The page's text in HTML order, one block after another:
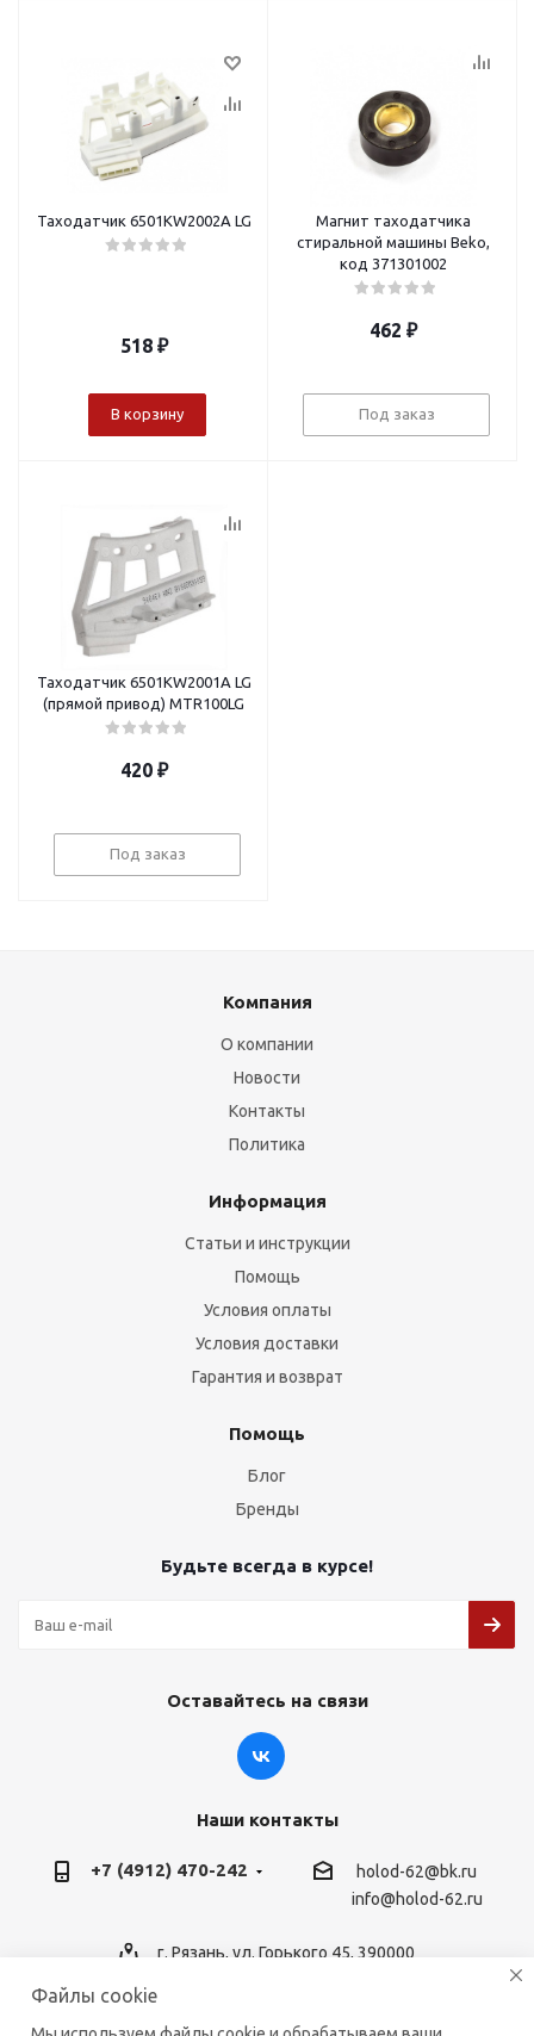
Таходатчик 6501KW2002A LG
518₽
В корзину
Магнит таходатчика
стиральной машины Beko,
код 371301002
462 ₽
Под заказ
Таходатчик 6501KW2001A LG
(прямой привод) MTR100LG
420₽
Под заказ
Компания
О компании
Новости
Контакты
Политика
Информация
Статьи и инструкции
Помощь
Условия оплаты
Условия доставки
Гарантия и возврат
Помощь
Блог
Бренды
Будьте всегда в курсе!
Оставайтесь на связи
Наши контакты
+7 (4912) 470-242
holod-62@bk.ru
info@holod-62.ru
г. Рязань, ул. Горького 45, 390000
Файлы cookie